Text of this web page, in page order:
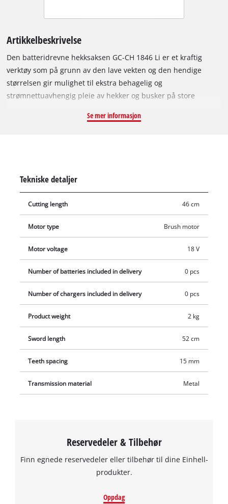
We need your consent to load the
Artikkelbeskrivelse
Den batteridrevne hekksaksen GC-CH 1846 Li er et kraftig
verktøy som på grunn av den lave vekten og den hendige
størrelsen gir mulighet til ekstra behagelig og
strømnettuavhengig pleie av hekker og busker på store
levetid, og knivene av laserskåret og diamantslipt stål sørger
utstyrt med et hull til veggfeste, og på den måten kan
det stabile futteralet kan GC-CH 1846 Li transporteres og
lagres trygt og bekvemt. Batteri og lader er ikke inkludert i
leveransen.
Se mer informasjon
Tekniske detaljer
Cutting length 46 cm
Motor type Brush motor
Motor voltage 18 V
Number of batteries included in delivery 0 pcs
Number of chargers included in delivery 0 pcs
Product weight 2 kg
Sword length 52 cm
Teeth spacing 15 mm
Transmission material Metal
Reservedeler & Tilbehør
Finn egnede reservedeler eller tilbehør til dine Einhell-
produkter.
Oppdag